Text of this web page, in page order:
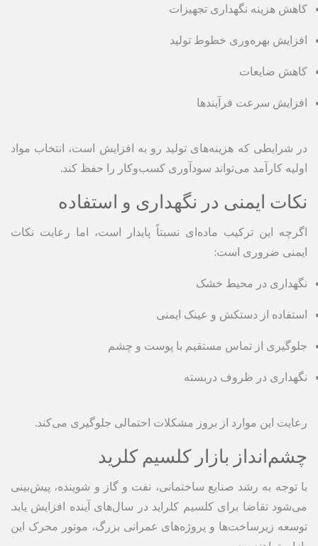
کاهش هزینه نگهداری تجهیزات
افزایش بهره‌وری خطوط تولید
کاهش ضایعات
افزایش سرعت فرآیندها
در شرایطی که هزینه‌های تولید رو به افزایش است، انتخاب مواد
اولیه کارآمد می‌تواند سودآوری کسب‌وکار را حفظ کند.
نکات ایمنی در نگهداری و استفاده
اگرچه این ترکیب ماده‌ای نسبتاً پایدار است، اما رعایت نکات
ایمنی ضروری است:
نگهداری در محیط خشک
استفاده از دستکش و عینک ایمنی
جلوگیری از تماس مستقیم با پوست و چشم
نگهداری در ظروف دربسته
رعایت این موارد از بروز مشکلات احتمالی جلوگیری می‌کند.
چشم‌انداز بازار کلسیم کلرید
با توجه به رشد صنایع ساختمانی، نفت و گاز و شوینده، پیش‌بینی
می‌شود تقاضا برای کلسیم کلراید در سال‌های آینده افزایش یابد.
توسعه زیرساخت‌ها و پروژه‌های عمرانی بزرگ، موتور محرک این